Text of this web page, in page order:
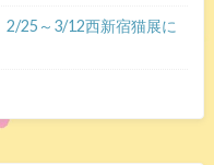
2/25～3/12西新宿猫展に